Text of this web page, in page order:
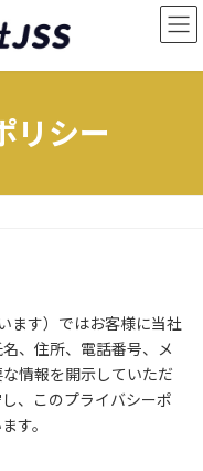
リシー
ます）ではお客様に当社
、住所、電話番号、メ
情報を開示していただ
、このプライバシーポ
す。